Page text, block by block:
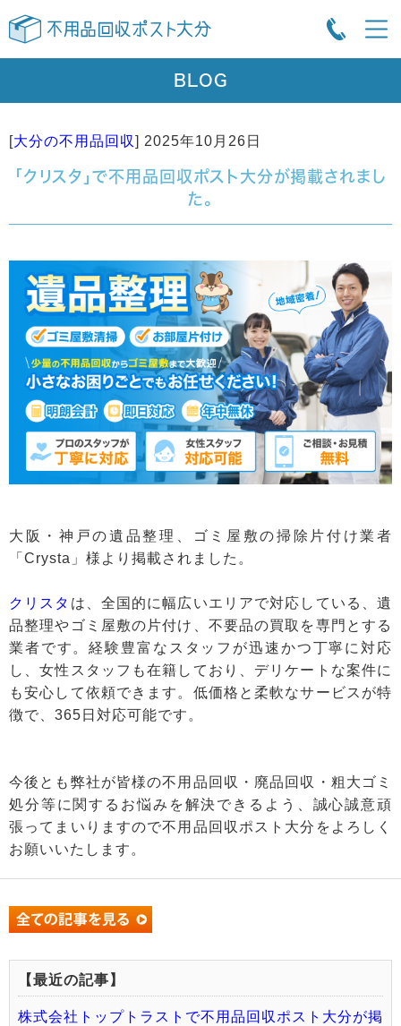
BLOG
[大分の不用品回収] 2025年10月26日
「クリスタ」で不用品回収ポスト大分が掲載されまし
た。
大阪・神戸の遺品整理、ゴミ屋敷の掃除片付け業者
「Crysta」様より掲載されました。
クリスタ は、全国的に幅広いエリアで対応している、遺
品整理やゴミ屋敷の片付け、不要品の買取を専門とする
業者です。経験豊富なスタッフが迅速かつ丁寧に対応
し、女性スタッフも在籍しており、デリケートな案件に
も安心して依頼できます。低価格と柔軟なサービスが特
徴で、365日対応可能です。
今後とも弊社が皆様の不用品回収・廃品回収・粗大ゴミ
処分等に関するお悩みを解決できるよう、誠心誠意頑
張ってまいりますので不用品回収ポスト大分をよろしく
お願いいたします。
【最近の記事】
株式会社トップトラストで不用品回収ポスト大分が掲